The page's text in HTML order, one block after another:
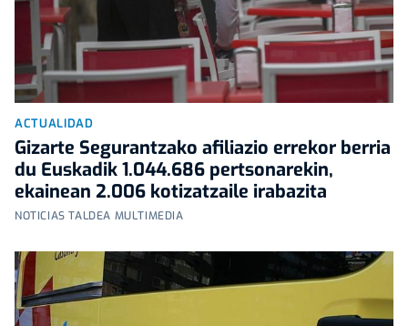
ACTUALIDAD
Gizarte Segurantzako afiliazio errekor berria
du Euskadik 1.044.686 pertsonarekin,
ekainean 2.006 kotizatzaile irabazita
NOTICIAS TALDEA MULTIMEDIA